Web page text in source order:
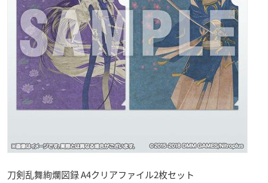
刀剣乱舞絢爛図録 A4クリアファイル2枚セット